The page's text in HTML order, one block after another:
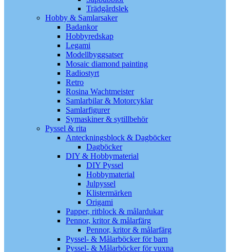
Trädgårdslek
Hobby & Samlarsaker
Badankor
Hobbyredskap
Legami
Modellbyggsatser
Mosaic diamond painting
Radiostyrt
Retro
Rosina Wachtmeister
Samlarbilar & Motorcyklar
Samlarfigurer
Symaskiner & sytillbehör
Pyssel & rita
Anteckningsblock & Dagböcker
Dagböcker
DIY & Hobbymaterial
DIY Pyssel
Hobbymaterial
Julpyssel
Klistermärken
Origami
Papper, ritblock & målardukar
Pennor, kritor & målarfärg
Pennor, kritor & målarfärg
Pyssel- & Målarböcker för barn
Pyssel- & Målarböcker för vuxna